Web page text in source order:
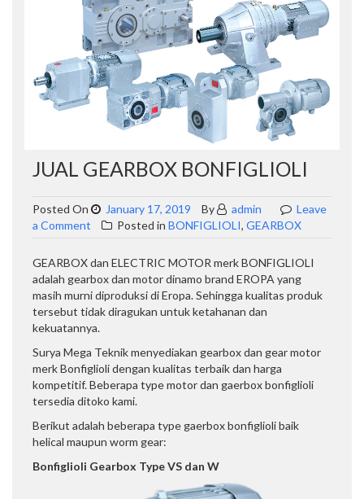
JUAL GEARBOX BONFIGLIOLI
Posted On January 17, 2019 By admin
Leave
a Comment on
Gearbox
Bonfiglioli
Posted in BONFIGLIOLI, GEARBOX
GEARBOX dan ELECTRIC MOTOR merk BONFIGLIOLI
adalah gearbox dan motor dinamo brand EROPA yang
masih murni diproduksi di Eropa. Sehingga kualitas produk
tersebut tidak diragukan untuk ketahanan dan
kekuatannya.
Surya Mega Teknik menyediakan gearbox dan gear motor
merk Bonfiglioli dengan kualitas terbaik dan harga
kompetitif. Beberapa type motor dan gaerbox bonfiglioli
tersedia ditoko kami.
Berikut adalah beberapa type gaerbox bonfiglioli baik
helical maupun worm gear:
Bonfiglioli Gearbox Type VS dan W